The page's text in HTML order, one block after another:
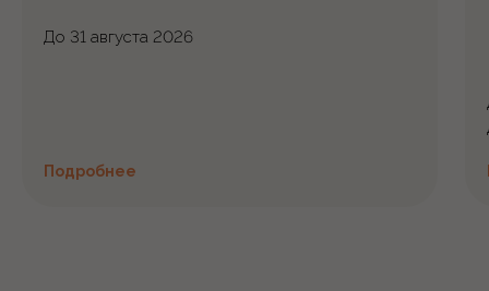
До 31 августа 2026
Подробнее